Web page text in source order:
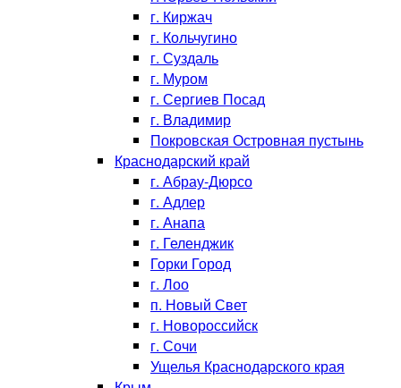
г. Киржач
г. Кольчугино
г. Суздаль
г. Муром
г. Сергиев Посад
г. Владимир
Покровская Островная пустынь
Краснодарский край
г. Абрау-Дюрсо
г. Адлер
г. Анапа
г. Геленджик
Горки Город
г. Лоо
п. Новый Свет
г. Новороссийск
г. Сочи
Ущелья Краснодарского края